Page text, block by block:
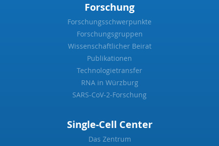
Forschung
Forschungsschwerpunkte
Forschungsgruppen
Wissenschaftlicher Beirat
Publikationen
Technologietransfer
RNA in Würzburg
SARS-CoV-2-Forschung
Single-Cell Center
Das Zentrum